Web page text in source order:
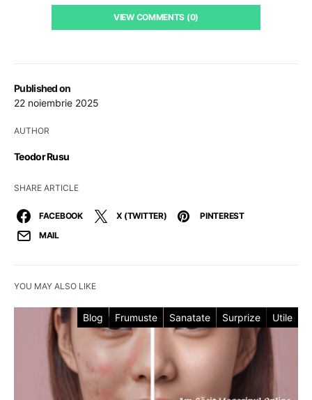
Published on
22 noiembrie 2025
AUTHOR
Teodor Rusu
SHARE ARTICLE
FACEBOOK X (TWITTER)
PINTEREST
MAIL
VIEW COMMENTS (0)
YOU MAY ALSO LIKE
Blog Frumuste Sanatate Surprize Utile